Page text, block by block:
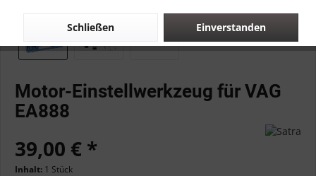
Motor-Einstellwerkzeug für VAG
EA888
39,00 € *
Inhalt: 1 Stück
Einverstanden
Schließen